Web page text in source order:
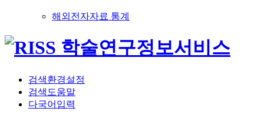
해외전자자료 통계
검색환경설정
검색도움말
다국어입력